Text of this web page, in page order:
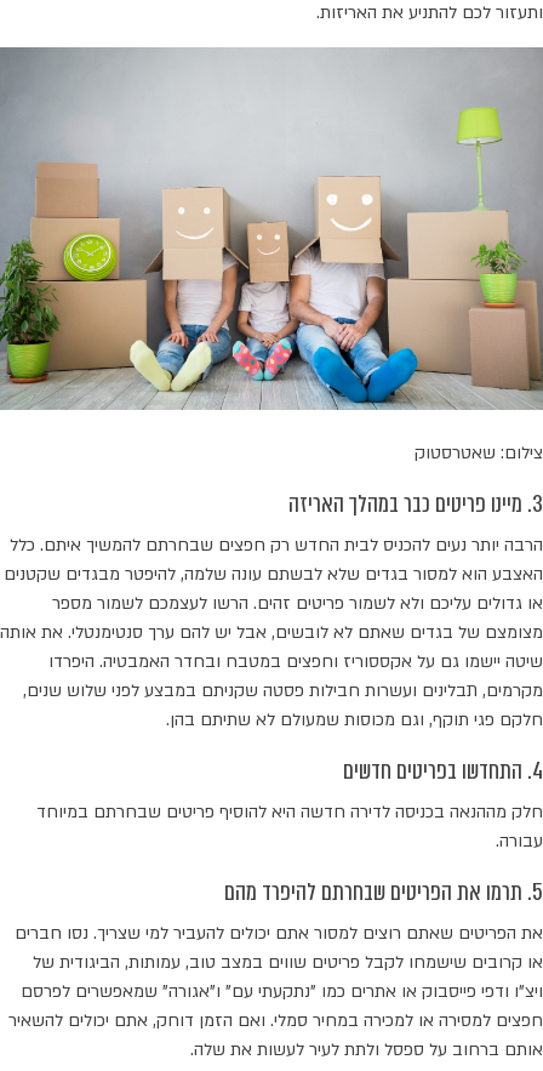
ותעזור לכם להתניע את האריזות.
צילום: שאטרסטוק
3. מיינו פריטים כבר במהלך האריזה
הרבה יותר נעים להכניס לבית החדש רק חפצים שבחרתם להמשיך איתם. כלל
האצבע הוא למסור בגדים שלא לבשתם עונה שלמה, להיפטר מבגדים שקטנים
או גדולים עליכם ולא לשמור פריטים זהים. הרשו לעצמכם לשמור מספר
מצומצם של בגדים שאתם לא לובשים, אבל יש להם ערך סנטימנטלי. את אותה
שיטה יישמו גם על אקססוריז וחפצים במטבח ובחדר האמבטיה. היפרדו
מקרמים, תבלינים ועשרות חבילות פסטה שקניתם במבצע לפני שלוש שנים,
חלקם פגי תוקף, וגם מכוסות שמעולם לא שתיתם בהן.
4. התחדשו בפריטים חדשים
חלק מההנאה בכניסה לדירה חדשה היא להוסיף פריטים שבחרתם במיוחד
עבורה.
5. תרמו את הפריטים שבחרתם להיפרד מהם
את הפריטים שאתם רוצים למסור אתם יכולים להעביר למי שצריך. נסו חברים
או קרובים שישמחו לקבל פריטים שווים במצב טוב, עמותות, הביגודית של
ויצ"ו ודפי פייסבוק או אתרים כמו "נתקעתי עם" ו"אגורה" שמאפשרים לפרסם
חפצים למסירה או למכירה במחיר סמלי. ואם הזמן דוחק, אתם יכולים להשאיר
אותם ברחוב על ספסל ולתת לעיר לעשות את שלה.